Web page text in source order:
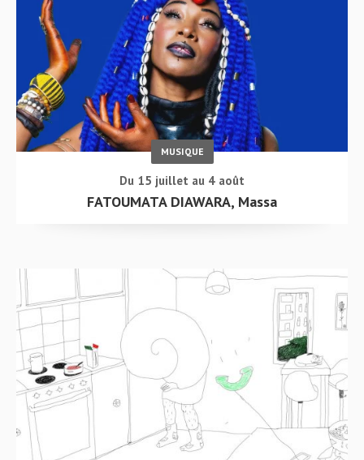
MUSIQUE
Du 15 juillet au 4 août
FATOUMATA DIAWARA, Massa